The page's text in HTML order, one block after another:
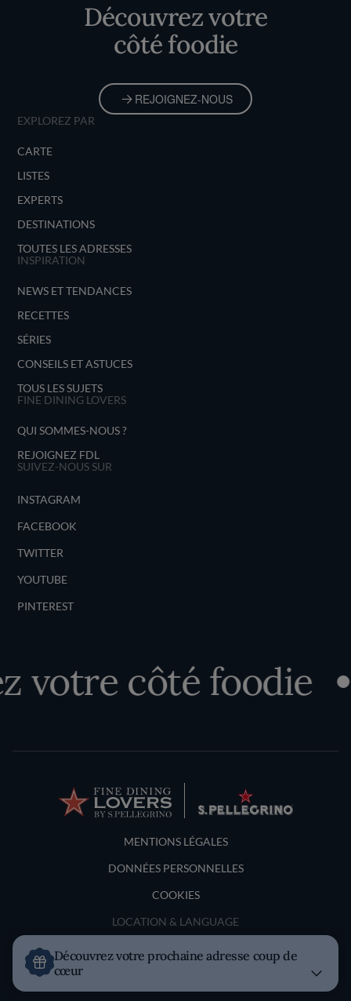
Découvrez votre
côté foodie
REJOIGNEZ-NOUS
EXPLOREZ PAR
CARTE
LISTES
EXPERTS
DESTINATIONS
TOUTES LES ADRESSES
INSPIRATION
NEWS ET TENDANCES
RECETTES
SÉRIES
CONSEILS ET ASTUCES
TOUS LES SUJETS
FINE DINING LOVERS
QUI SOMMES-NOUS ?
REJOIGNEZ FDL
SUIVEZ-NOUS SUR
INSTAGRAM
FACEBOOK
TWITTER
YOUTUBE
PINTEREST
votre côté foodie
Terms and Conditions
MENTIONS LÉGALES
DONNÉES PERSONNELLES
COOKIES
LOCATION & LANGUAGE
France
Découvrez votre prochaine adresse coup de
cœur